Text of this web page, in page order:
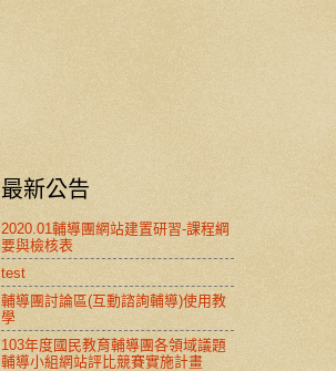
最新公告
2020.01輔導團網站建置研習-課程綱
要與檢核表
test
輔導團討論區(互動諮詢輔導)使用教
學
103年度國民教育輔導團各領域議題
輔導小組網站評比競賽實施計畫